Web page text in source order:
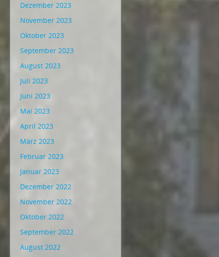
Dezember 2023
November 2023
Oktober 2023
September 2023
August 2023
Juli 2023
Juni 2023
Mai 2023
April 2023
März 2023
Februar 2023
Januar 2023
Dezember 2022
November 2022
Oktober 2022
September 2022
August 2022